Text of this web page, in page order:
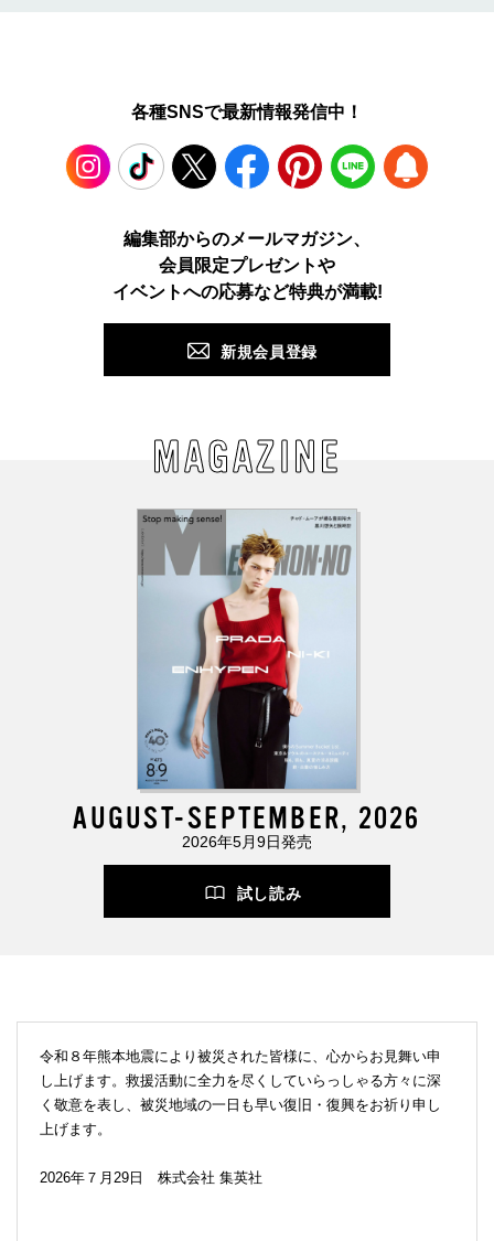
各種SNSで最新情報発信中！
TikTok Facebook Pinterest LINE
編集部からのメールマガジン、
会員限定プレゼントや
イベントへの応募など特典が満載!
新規会員登録
MAGAZINE
AUGUST-SEPTEMBER, 2026
2026年5月9日発売
試し読み
令和８年熊本地震により被災された皆様に、心からお見舞い申
し上げます。救援活動に全力を尽くしていらっしゃる方々に深
く敬意を表し、被災地域の一日も早い復旧・復興をお祈り申し
上げます。
2026年７月29日 株式会社 集英社